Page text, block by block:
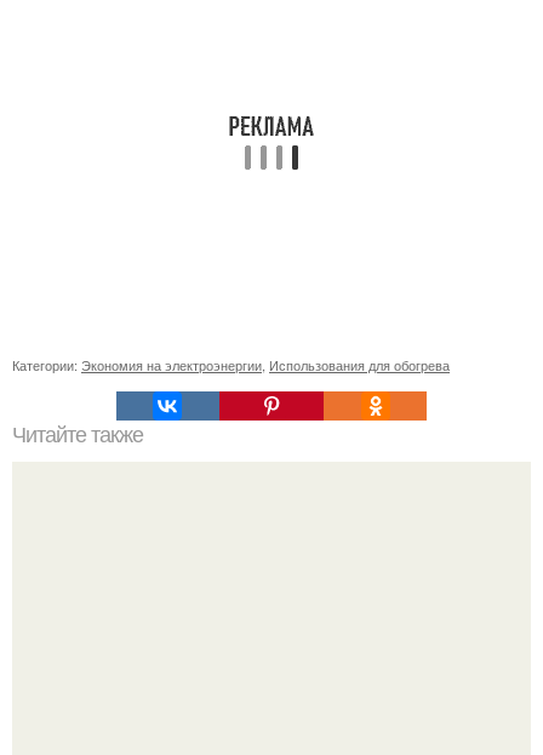
Категории: Экономия на электроэнергии Использования для обогрева
Читайте также